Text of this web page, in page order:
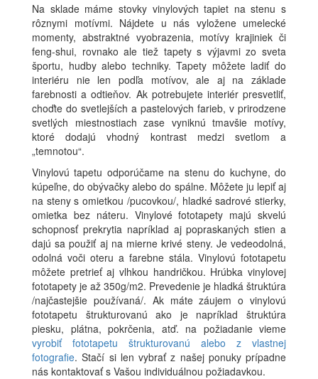
Na sklade máme stovky vinylových tapiet na stenu s
rôznymi motívmi. Nájdete u nás vyložene umelecké
momenty, abstraktné vyobrazenia, motívy krajiniek či
feng-shui, rovnako ale tiež tapety s výjavmi zo sveta
športu, hudby alebo techniky. Tapety môžete ladiť do
interiéru nie len podľa motívov, ale aj na základe
farebnosti a odtieňov. Ak potrebujete interiér presvetliť,
choďte do svetlejších a pastelových farieb, v prirodzene
svetlých miestnostiach zase vyniknú tmavšie motívy,
ktoré dodajú vhodný kontrast medzi svetlom a
„temnotou“.
Vinylovú tapetu odporúčame na stenu do kuchyne, do
kúpeľne, do obývačky alebo do spálne. Môžete ju lepiť aj
na steny s omietkou /pucovkou/, hladké sadrové stierky,
omietka bez náteru. Vinylové fototapety majú skvelú
schopnosť prekrytia napríklad aj popraskaných stien a
dajú sa použiť aj na mierne krivé steny. Je vedeodolná,
odolná voči oteru a farebne stála. Vinylovú fototapetu
môžete pretrieť aj vlhkou handričkou. Hrúbka vinylovej
fototapety je až 350g/m2. Prevedenie je hladká štruktúra
/najčastejšie používaná/. Ak máte záujem o vinylovú
fototapetu štrukturovanú ako je napríklad štruktúra
piesku, plátna, pokrčenia, atď. na požiadanie vieme
vyrobiť fototapetu štrukturovanú alebo z vlastnej
fotografie. Stačí si len vybrať z našej ponuky prípadne
nás kontaktovať s Vašou individuálnou požiadavkou.